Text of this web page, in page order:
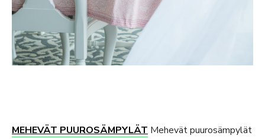
MEHEVÄT PUUROSÄMPYLÄT Mehevät puurosämpylät